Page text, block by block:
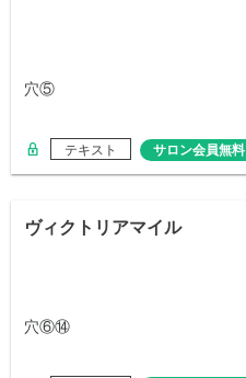
穴⑤
テキスト サロン会員無料
ヴィクトリアマイル
穴⑥⑭